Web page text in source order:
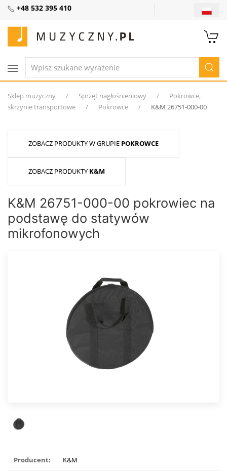
+48 532 395 410
Sklep muzyczny Sprzęt nagłośnieniowy
Pokrowce,
skrzynie transportowe
Pokrowce K&M 26751-000-00
ZOBACZ PRODUKTY W GRUPIE POKROWCE
ZOBACZ PRODUKTY K&M
K&M 26751-000-00 pokrowiec na
podstawę do statywów
mikrofonowych
Producent: K&M